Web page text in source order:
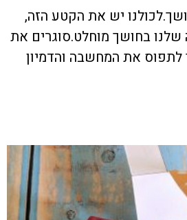
יש את הקטע הזה,
בחושך מוחלט.סוגרים את
לתפוס את המחשבה והדמיון